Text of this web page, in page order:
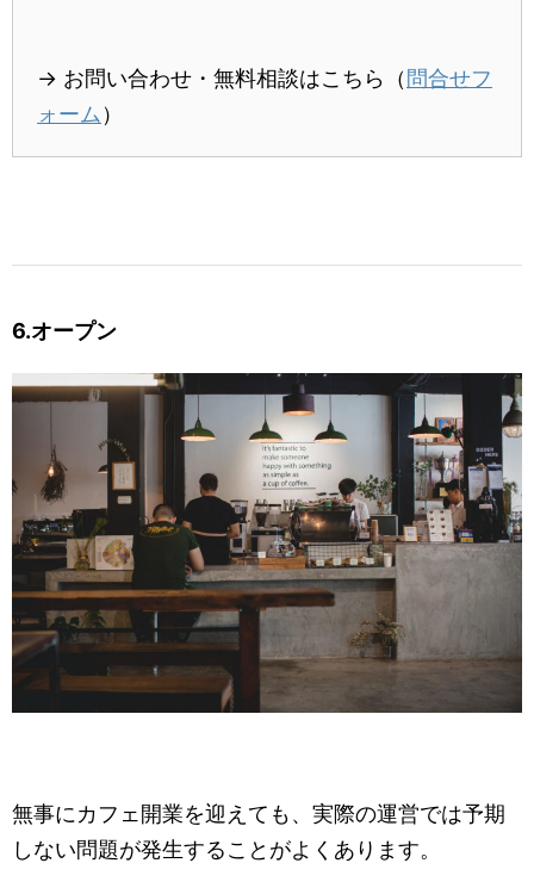
→ お問い合わせ・無料相談はこちら（ 問合せフ
ォーム ）
6.オープン
無事にカフェ開業を迎えても、実際の運営では予期
しない問題が発生することがよくあります。